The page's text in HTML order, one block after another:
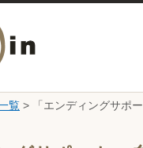
覧 > 「エンディングサポ